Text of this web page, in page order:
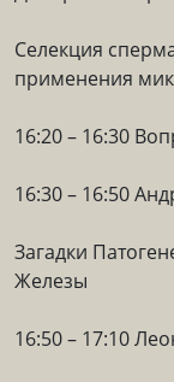
Селекция
применения
16:20 – 16:30
16:30 – 16:50
Загадки
Железы
16:50 – 17:10